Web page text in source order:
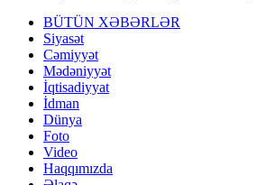
BÜTÜN XƏBƏRLƏR
Siyasət
Cəmiyyət
Mədəniyyət
İqtisadiyyat
İdman
Dünya
Foto
Video
Haqqımızda